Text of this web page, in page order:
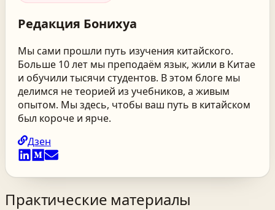
Редакция Бонихуа
Мы сами прошли путь изучения китайского.
Больше 10 лет мы преподаём язык, жили в Китае
и обучили тысячи студентов. В этом блоге мы
делимся не теорией из учебников, а живым
опытом. Мы здесь, чтобы ваш путь в китайском
был короче и ярче.
Дзен
Практические материалы